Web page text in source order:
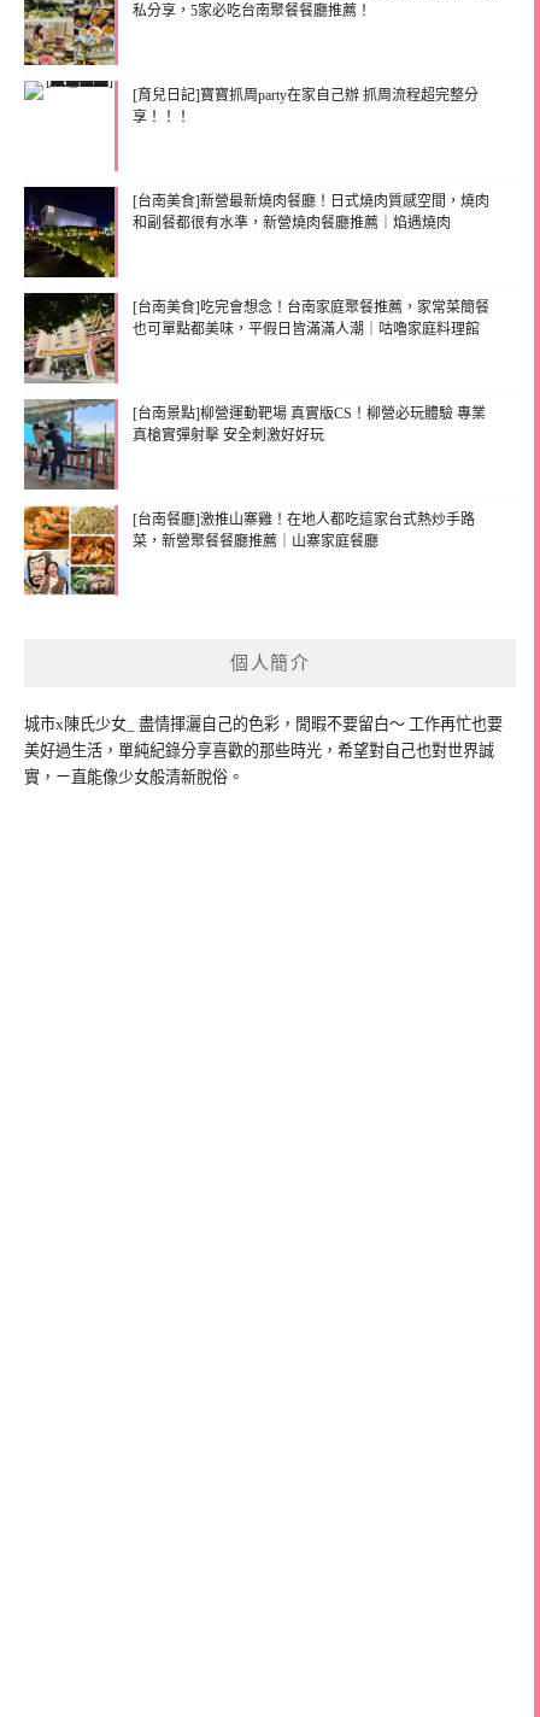
私分享，5家必吃台南聚餐餐廳推薦！
[育兒日記]寶寶抓周party在家自己辦 抓周流程超完整分
享！！！
[台南美食]新營最新燒肉餐廳！日式燒肉質感空間，燒肉
和副餐都很有水準，新營燒肉餐廳推薦｜焰遇燒肉
[台南美食]吃完會想念！台南家庭聚餐推薦，家常菜簡餐
也可單點都美味，平假日皆滿滿人潮｜咕嚕家庭料理館
[台南景點]柳營運動靶場 真實版CS！柳營必玩體驗 專業
真槍實彈射擊 安全刺激好好玩
[台南餐廳]激推山寨雞！在地人都吃這家台式熱炒手路
菜，新營聚餐餐廳推薦｜山寨家庭餐廳
個人簡介
城市x陳氏少女_ 盡情揮灑自己的色彩，閒暇不要留白～ 工作再忙也要
美好過生活，單純紀錄分享喜歡的那些時光，希望對自己也對世界誠
實，ㄧ直能像少女般清新脫俗。